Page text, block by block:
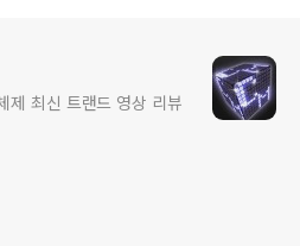
제 최신 트랜드 영상 리뷰